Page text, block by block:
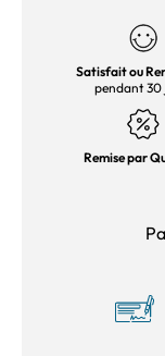
Satisfait ou
pendant 30
Remise par